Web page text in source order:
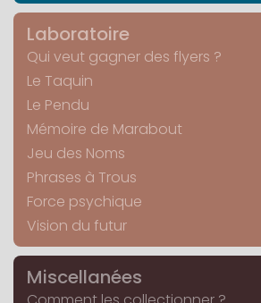
Laboratoire
Qui veut gagner des flyers ?
Le Taquin
Le Pendu
Mémoire de Marabout
Jeu des Noms
Phrases à Trous
Force psychique
Vision du futur
Miscellanées